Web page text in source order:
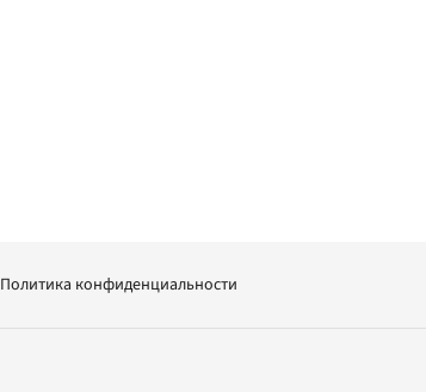
Политика конфиденциальности